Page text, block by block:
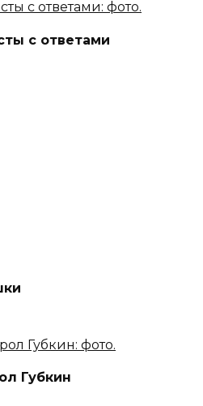
с ответами
Губкин